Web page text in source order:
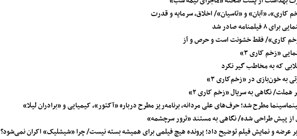
کاری»، «آبان» و «تاسیان»/ اخلاق، سرمایه و قدرت
صادر شد
«زخم کاری»/ فقط خشونت است و حرص و آز
«زخم کاری ۳»
که به مخاطب گیر نکرد
به ‌خون‌بازی در «زخم‌کاری ۳»
هملت/ نگاهی به سریال «زخم کاری ۲»
مطرح شد؛ حرف‌های علی مردانه، برنامه‌ریز مطرح درباره «آکتور»، کیمیایی و «برادران لیلا»
از پیش طراحی شده/ نگاهی به مستند «ترور سرچشمه»
عرضه و نمایش فیلم توضیح داد؛ پرونده هیچ فیلمی برای همیشه بسته نیست/ چرا «شیشلیک» اکران نمی‌شود؟